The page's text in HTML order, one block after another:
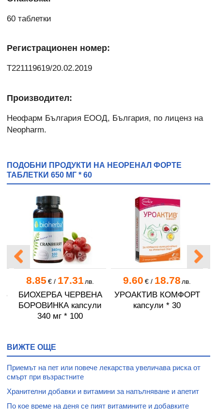
60 таблетки
Регистрационен номер:
T221119619/20.02.2019
Производител:
Неофарм България ЕООД, България, по лиценз на
Neopharm.
ПОДОБНИ ПРОДУКТИ НА НЕОРЕНАЛ ФОРТЕ
ТАБЛЕТКИ 650 МГ * 60
8.85 €/ 17.31 лв.
БИОХЕРБА ЧЕРВЕНА
БОРОВИНКА капсули
340 мг * 100
9.60 €/ 18.78 лв.
УРОАКТИВ КОМФОРТ
капсули * 30
ВИЖТЕ ОЩЕ
Приемът на пет или повече лекарства увеличава риска от
смърт при възрастните
Хранителни добавки и витамини за напълняване и апетит
По кое време на деня се пият витамините и добавките